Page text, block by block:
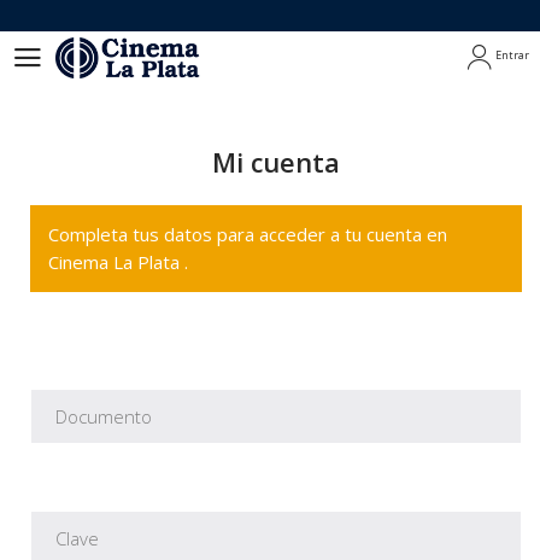
Entrar
Mi cuenta
Completa tus datos para acceder a tu cuenta en
Cinema La Plata .